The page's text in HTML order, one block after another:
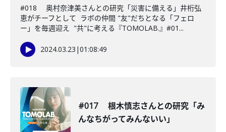
#018 奥村奈津美さんとの研究「災害に備える」井桁弘
恵がチーフとして ラボの仲間 "友"だちとなる「フェロ
ー」を毎週迎え "共"に考える『TOMOLAB.』#01...
2024.03.23 |01:08:49
#017 根木慎志さんとの研究「み
んなちがってみんないい」